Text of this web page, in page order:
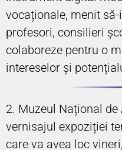
vocaționale, menit
profesori, consilieri
colaboreze pentru o
intereselor și
2. Muzeul Național
vernisajul expoziției
care va avea loc